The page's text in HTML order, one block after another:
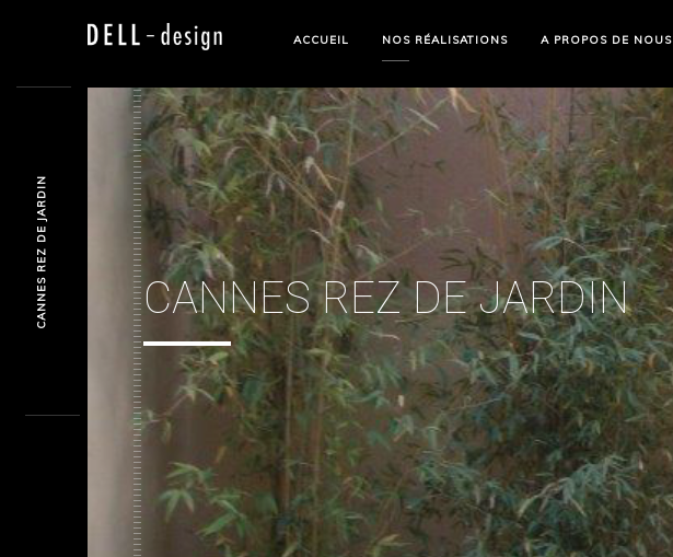
ACCUEIL NOS RÉALISATIONS A PROPOS DE NOUS
CANNES REZ DE JARDIN
CANNES REZ DE JARDIN